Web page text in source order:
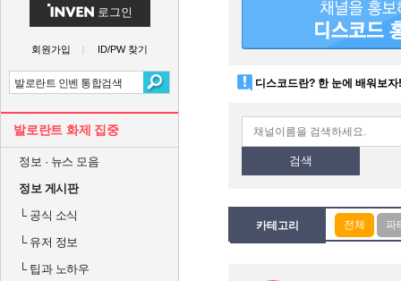
로그인
회원가입 ID/PW 찾기
발로란트 화제 집중
정보 · 뉴스 모음
정보 게시판
└공식 소식
└유저 정보
└팁과 노하우
디스코드란? 한 눈에 배워보자!
검색
카테고리